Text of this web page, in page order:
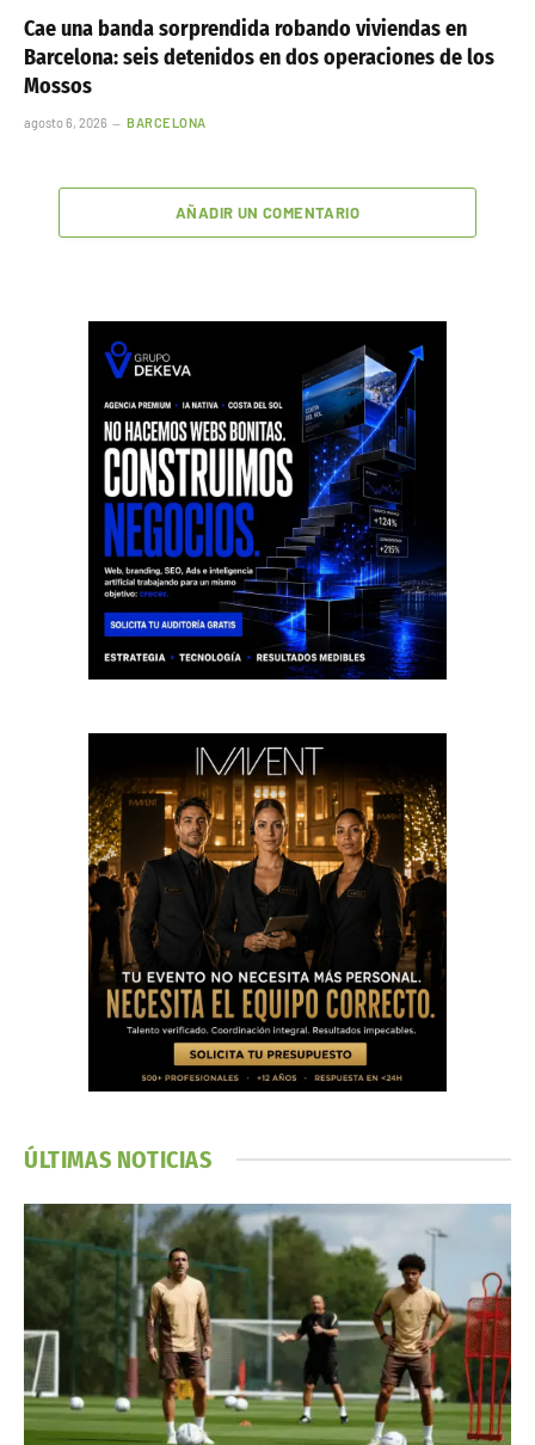
Cae una banda sorprendida robando viviendas en
Barcelona: seis detenidos en dos operaciones de los
Mossos
agosto 6, 2026 BARCELONA
AÑADIR UN COMENTARIO
ÚLTIMAS NOTICIAS